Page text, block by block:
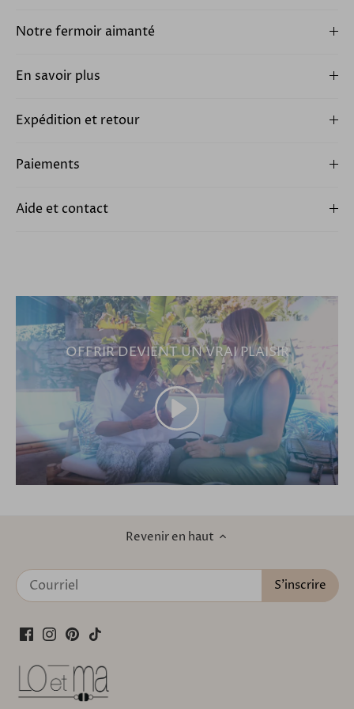
Notre fermoir aimanté
En savoir plus
Expédition et retour
Paiements
Aide et contact
OFFRIR DEVIENT UN VRAI PLAISIR
Revenir en haut